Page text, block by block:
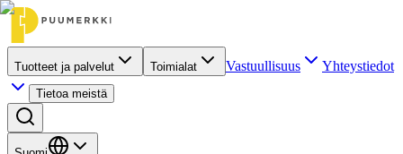
Tuotteet ja palvelut Toimialat Vastuullisuus Yhteystiedot
Tietoa meistä